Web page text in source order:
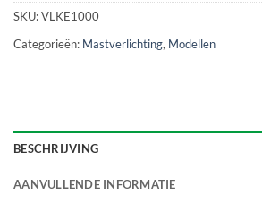
SKU:VLKE1000
Categorieën: Mastverlichting, Modellen
BESCHRIJVING
AANVULLENDE INFORMATIE